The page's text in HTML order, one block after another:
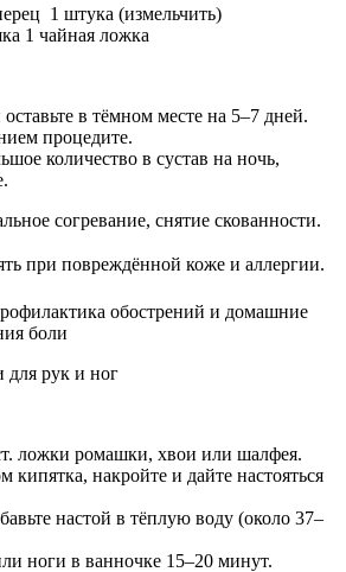
1 штука (измельчить)
1 чайная ложка
в тёмном месте на 5–7 дней.
процедите.
количество в сустав на ночь,
согревание, снятие скованности.
при повреждённой коже и аллергии.
для рук и ног
ложки ромашки, хвои или шалфея.
кипятка, накройте и дайте настояться
настой в тёплую воду (около 37–
ноги в ванночке 15–20 минут.